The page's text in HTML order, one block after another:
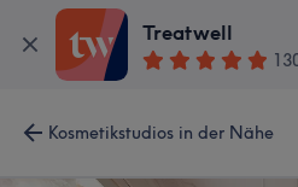
Treatwell
Kosmetikstudios in der Nähe